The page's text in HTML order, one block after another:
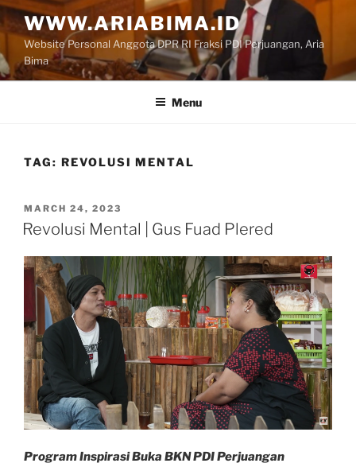
Skip
to
content
WWW.ARIABIMA.ID
Website Personal Anggota DPR RI Fraksi PDI Perjuangan, Aria
Bima
Menu
TAG: REVOLUSI MENTAL
POSTED
ON
MARCH 24, 2023
Revolusi Mental | Gus Fuad Plered
Program Inspirasi Buka BKN PDI Perjuangan